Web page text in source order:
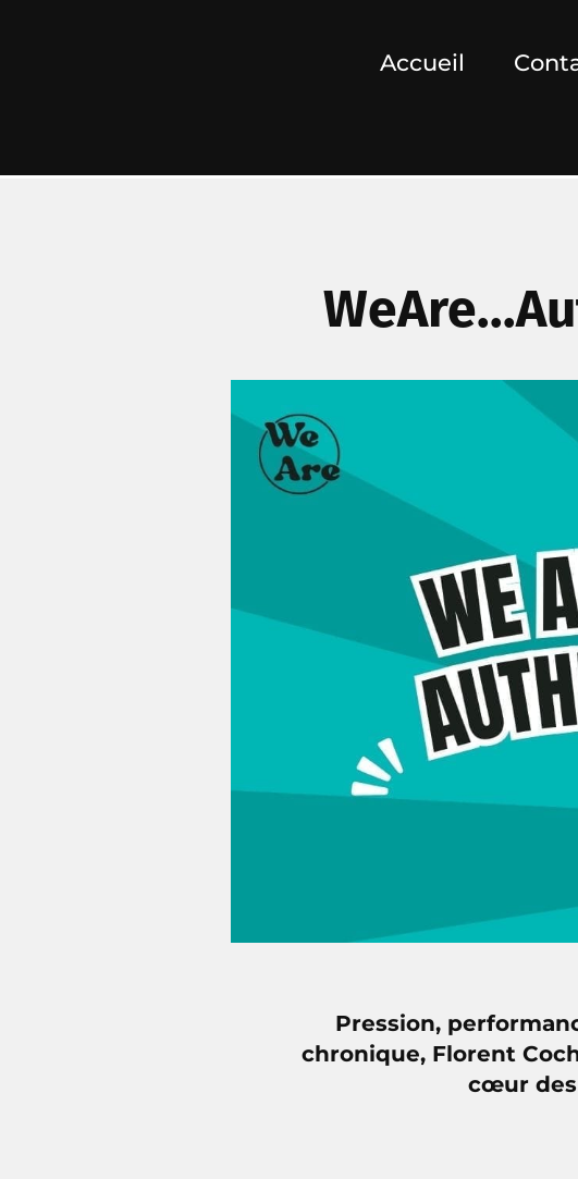
Accueil
Pression,
chronique, Florent
cœur des